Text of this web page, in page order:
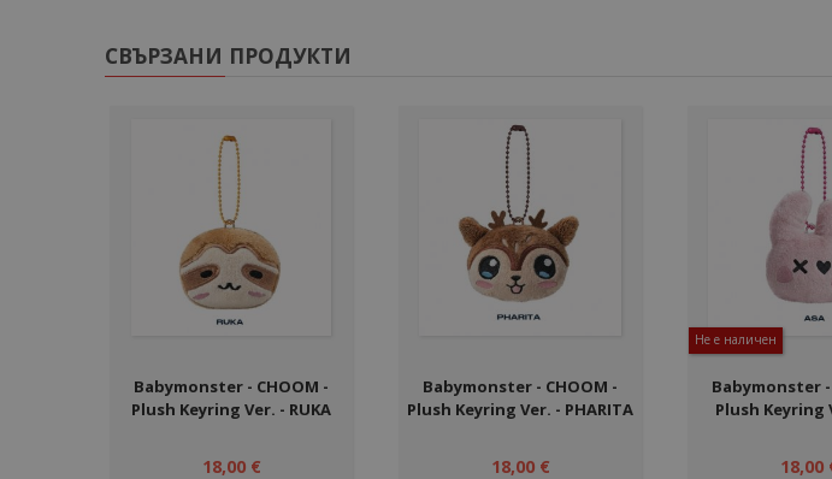
СВЪРЗАНИ ПРОДУКТИ
Babymonster - CHOOM -
Plush Keyring Ver. - RUKA
18,00 €
Babymonster - CHOOM -
Plush Keyring Ver. - PHARITA
18,00 €
Не е наличен
Babymonster -
Plush Keyring
18,00